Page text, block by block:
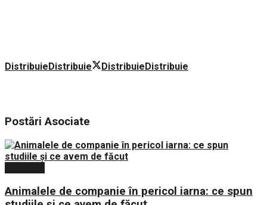
DistribuieDistribuie DistribuieDistribuie
PostăriAsociate
Animalele de companie în pericol iarna: ce spun